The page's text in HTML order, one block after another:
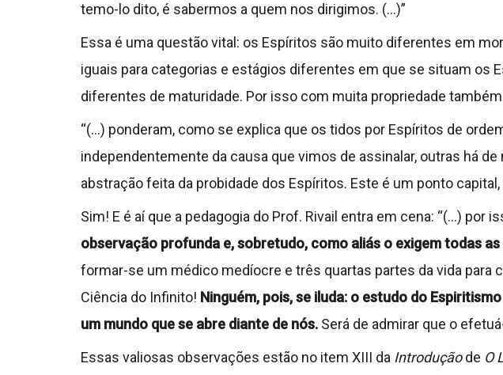
temo-lo dito, é sabermos a quem nos dirigimos. (…)”
Essa é uma questão vital: os Espíritos são muito diferentes em
iguais para categorias e estágios diferentes em que se situam os
diferentes de maturidade. Por isso com muita propriedade
“(…) ponderam, como se explica que os tidos por Espíritos de
independentemente da causa que vimos de assinalar, outras há
abstração feita da probidade dos Espíritos. Este é um ponto
Sim! E é aí que a pedagogia do Prof. Rivail entra em cena: “(…) por
observação profunda e, sobretudo, como aliás o exigem todas
formar-se um médico medíocre e três quartas partes da vida para
Ciência do Infinito! Ninguém, pois, se iluda: o estudo do
um mundo que se abre diante de nós. Será de admirar que o
Essas valiosas observações estão no item XIII da Introduçãode O